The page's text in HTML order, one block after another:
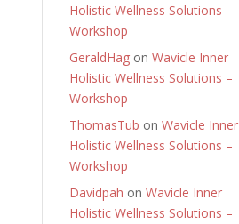
Holistic Wellness Solutions –
Workshop
GeraldHag onWavicle Inner
Holistic Wellness Solutions –
Workshop
ThomasTub onWavicle Inner
Holistic Wellness Solutions –
Workshop
Davidpah onWavicle Inner
Holistic Wellness Solutions –